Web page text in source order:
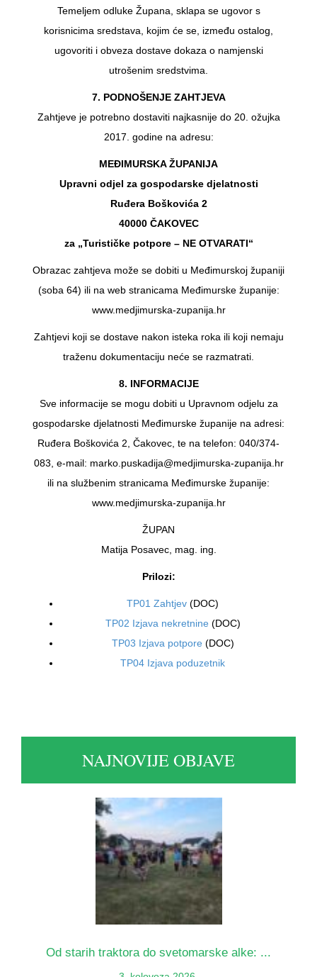
Temeljem odluke Župana, sklapa se ugovor s
korisnicima sredstava, kojim će se, između ostalog,
ugovoriti i obveza dostave dokaza o namjenski
utrošenim sredstvima.
7. PODNOŠENJE ZAHTJEVA
Zahtjeve je potrebno dostaviti najkasnije do 20. ožujka
2017. godine na adresu:
MEĐIMURSKA ŽUPANIJA
Upravni odjel za gospodarske djelatnosti
Ruđera Boškovića 2
40000 ČAKOVEC
za „Turističke potpore – NE OTVARATI“
Obrazac zahtjeva može se dobiti u Međimurskoj županiji
(soba 64) ili na web stranicama Međimurske županije:
www.medjimurska-zupanija.hr
Zahtjevi koji se dostave nakon isteka roka ili koji nemaju
traženu dokumentaciju neće se razmatrati.
8. INFORMACIJE
Sve informacije se mogu dobiti u Upravnom odjelu za
gospodarske djelatnosti Međimurske županije na adresi:
Ruđera Boškovića 2, Čakovec, te na telefon: 040/374-
083, e-mail: marko.puskadija@medjimurska-zupanija.hr
ili na službenim stranicama Međimurske županije:
www.medjimurska-zupanija.hr
ŽUPAN
Matija Posavec, mag. ing.
Prilozi:
TP01 Zahtjev (DOC)
TP02 Izjava nekretnine (DOC)
TP03 Izjava potpore (DOC)
TP04 Izjava poduzetnik
NAJNOVIJE OBJAVE
Od starih traktora do svetomarske alke: ...